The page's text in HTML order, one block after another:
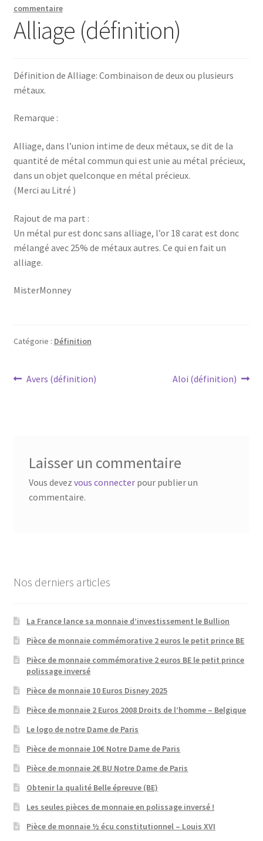
commentaire
Alliage (définition)
Définition de Alliage: Combinaison de deux ou plusieurs
métaux.
Remarque :
Alliage, dans l’union intime de deux métaux, se dit de la
quantité de métal commun qui est unie au métal précieux,
dans un objet quelconque en métal précieux.
(Merci au Litré )
Rajout de ma part :
Un métal pur est donc sans alliage, l’or 18 carat est donc
mélangé avec 25% de métaux autres. Ce qui en fait un
alliage.
MisterMonney
Catégorie : Définition
Avers (définition) Aloi (définition)
Laisser un commentaire
Vous devez vous connecterpour publier un
commentaire.
Nos derniers articles
La France lance sa monnaie d’investissement le Bullion
Pièce de monnaie commémorative 2 euros le petit prince BE
Pièce de monnaie commémorative 2 euros BE le petit prince
polissage inversé
Pièce de monnaie 10 Euros Disney 2025
Pièce de monnaie 2 Euros 2008 Droits de l’homme – Belgique
Le logo de notre Dame de Paris
Pièce de monnaie 10€ Notre Dame de Paris
Pièce de monnaie 2€ BU Notre Dame de Paris
Obtenir la qualité Belle épreuve (BE)
Les seules pièces de monnaie en polissage inversé !
Pièce de monnaie ½ écu constitutionnel – Louis XVI